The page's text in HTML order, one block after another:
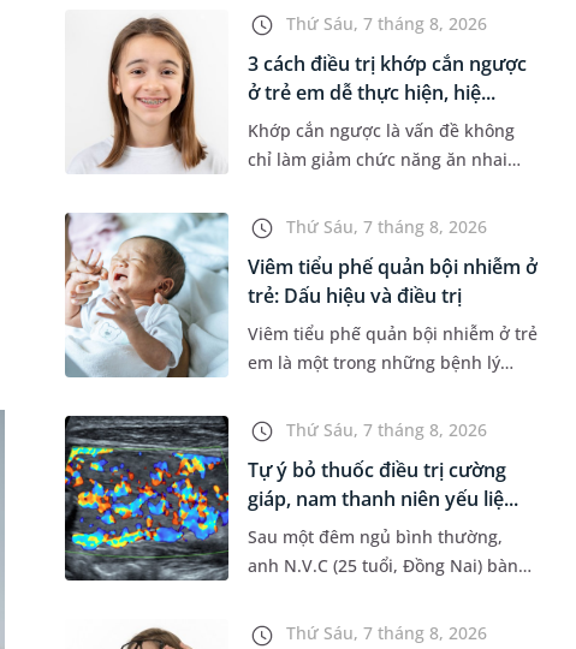
trường hợp thường xuyên bơi ở
những hồ bơi nhân tạo. Bài v...
Thứ Sáu, 7 tháng 8, 2026
3 cách điều trị khớp cắn ngược
ở trẻ em dễ thực hiện, hiệ...
Khớp cắn ngược là vấn đề không
chỉ làm giảm chức năng ăn nhai
đối của khuôn mặt. Do đó, cần khắc
phục sớm tình trạng này để...
Thứ Sáu, 7 tháng 8, 2026
Viêm tiểu phế quản bội nhiễm ở
trẻ: Dấu hiệu và điều trị
Viêm tiểu phế quản bội nhiễm ở trẻ
em là một trong những bệnh lý
bùng phát vào thời điểm giao mùa.
Khi những tổn thương ban đầ...
Thứ Sáu, 7 tháng 8, 2026
Tự ý bỏ thuốc điều trị cường
giáp, nam thanh niên yếu liệ...
Sau một đêm ngủ bình thường,
anh N.V.C (25 tuổi, Đồng Nai) bàng
không thể vận động đi lại được. Kết
Thứ Sáu, 7 tháng 8, 2026